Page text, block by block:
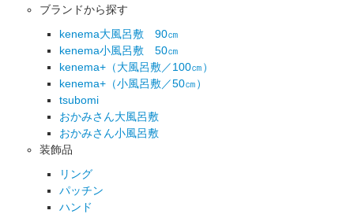
ブランドから探す
kenema大風呂敷 90㎝
kenema小風呂敷 50㎝
kenema+（大風呂敷／100㎝）
kenema+（小風呂敷／50㎝）
tsubomi
おかみさん大風呂敷
おかみさん小風呂敷
装飾品
リング
パッチン
ハンド